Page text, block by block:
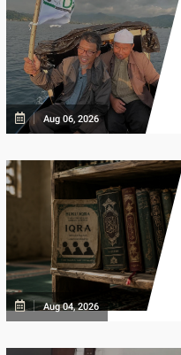
Aug 06, 2026
Aug 04, 2026